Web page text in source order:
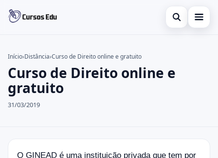
Abrir busca
Inglês
Idiomas
Buscar no site
Buscar por:
Pressione Enter para buscar ou ESC para fechar.
Início›Distância›Curso de Direito online e gratuito
Curso de Direito online e
gratuito
31/03/2019
O GINEAD é uma instituição privada que tem por